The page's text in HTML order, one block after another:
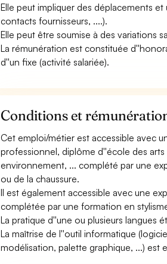
Elle peut impliquer des déplacements
contacts fournisseurs, ....).
Elle peut être soumise à des variations
La rémunération est constituée
d''un fixe (activité salariée).
Conditions et
Cet emploi/métier est accessible avec
professionnel, diplôme d''école des
environnement, ... complété par une
ou de la chaussure.
Il est également accessible avec une
complétée par une formation en
La pratique d''une ou plusieurs langues
La maîtrise de l''outil informatique
modélisation, palette graphique, ...) est